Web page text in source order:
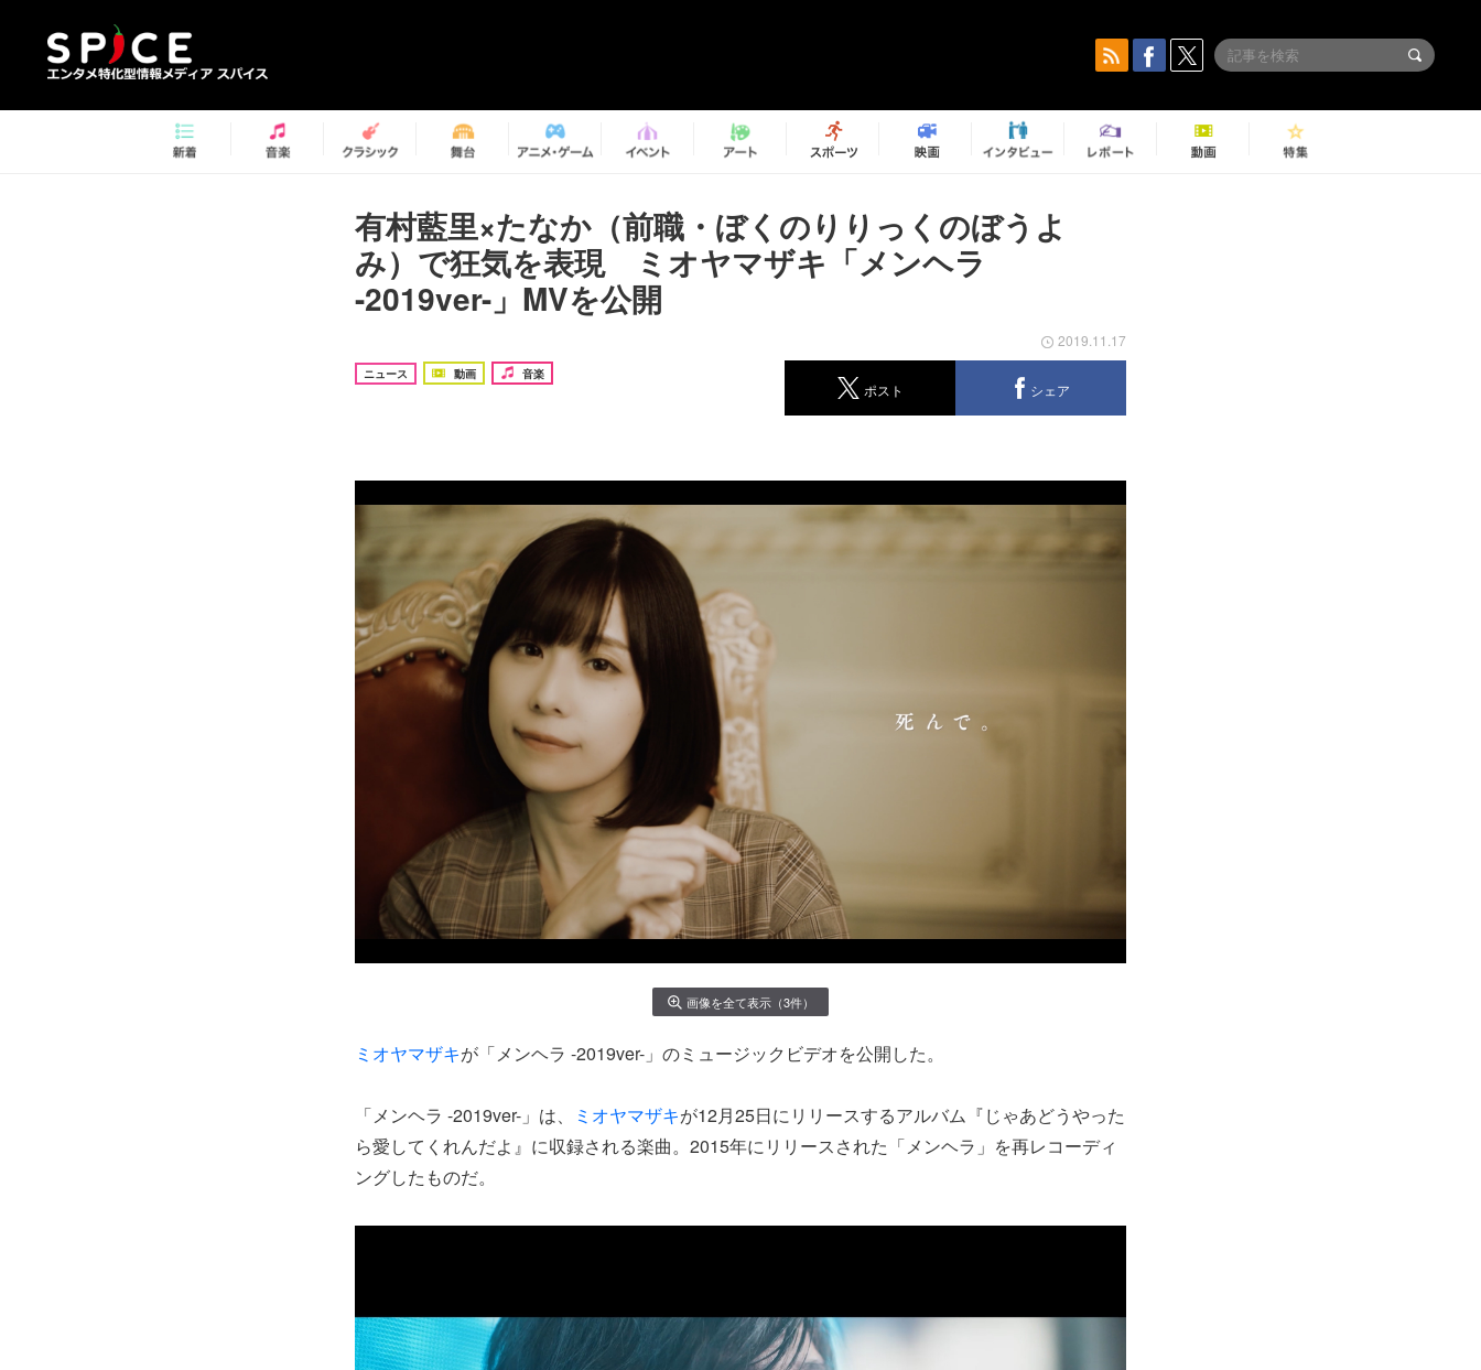
有村藍里×たなか（前職・ぼくのりりっくのぼうよ
み）で狂気を表現 ミオヤマザキ「メンヘラ
-2019ver-」MVを公開
ニュース 動画 音楽
2019.11.17
ポスト シェア
画像を全て表示（3件）
ミオヤマザキが「メンヘラ -2019ver-」のミュージックビデオを公開した。
「メンヘラ -2019ver-」は、 ミオヤマザキが12月25日にリリースするアルバム『じゃあどうやった
ら愛してくれんだよ』に収録される楽曲。2015年にリリースされた「メンヘラ」を再レコーディ
ングしたものだ。